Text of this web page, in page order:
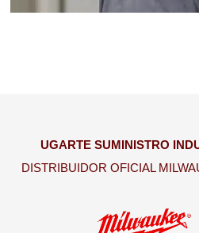
UGARTE SUMINISTRO
DISTRIBUIDOR OFICIAL